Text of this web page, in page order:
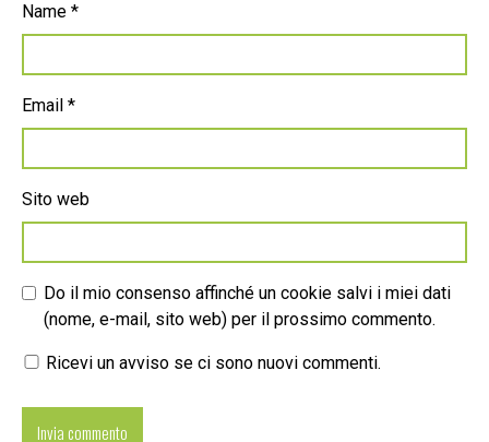
Name *
Email *
Sito web
Do il mio consenso affinché un cookie salvi i miei dati
(nome, e-mail, sito web) per il prossimo commento.
Ricevi un avviso se ci sono nuovi commenti.